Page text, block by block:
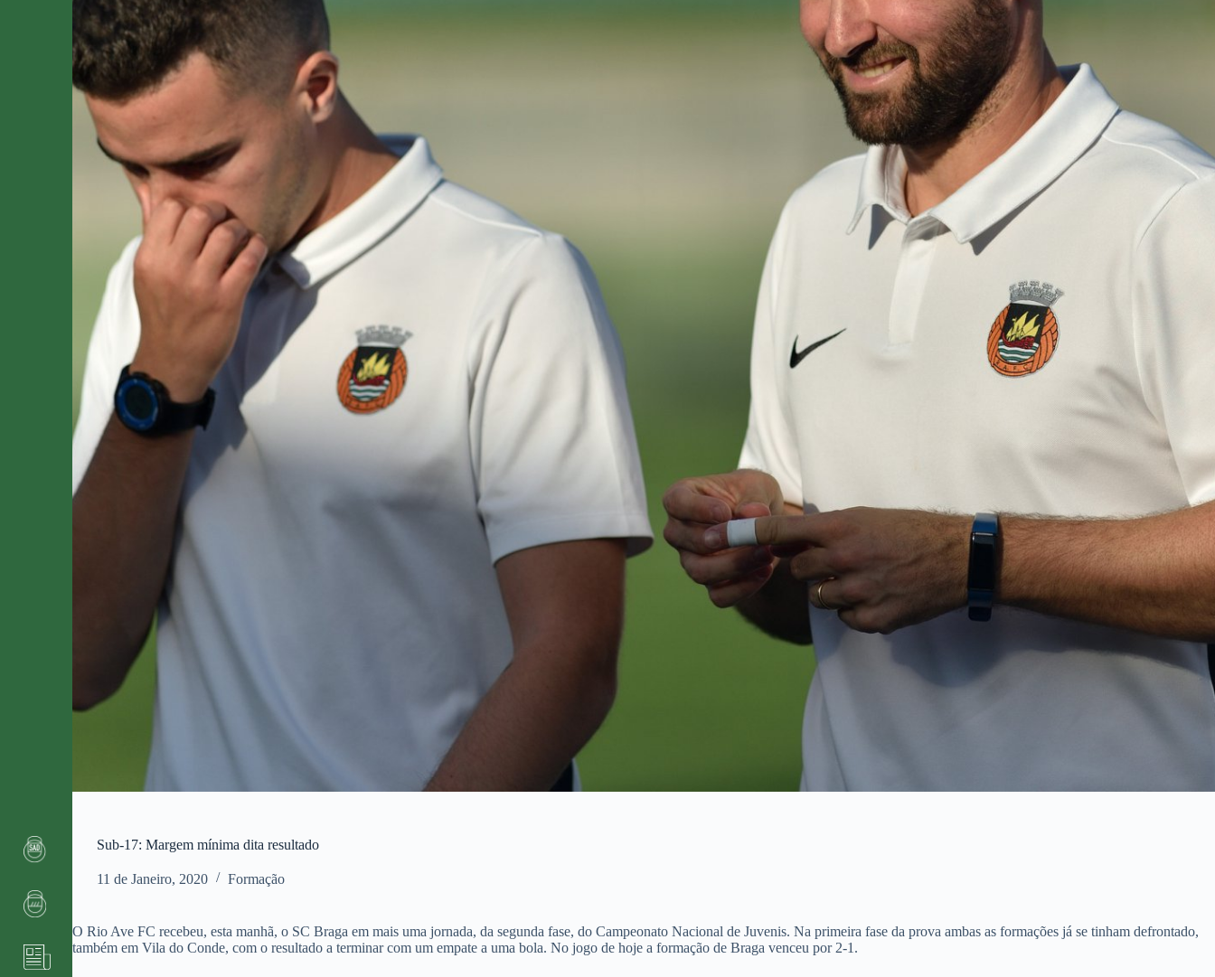
Sub-17: Margem mínima dita resultado
11 de Janeiro, 2020 Formação
O Rio Ave FC recebeu, esta manhã, o SC Braga em mais uma jornada, da segunda fase, do Campeonato Nacional de Juvenis. Na primeira fase da prova ambas as formações já se tinham defrontado,
também em Vila do Conde, com o resultado a terminar com um empate a uma bola. No jogo de hoje a formação de Braga venceu por 2-1.